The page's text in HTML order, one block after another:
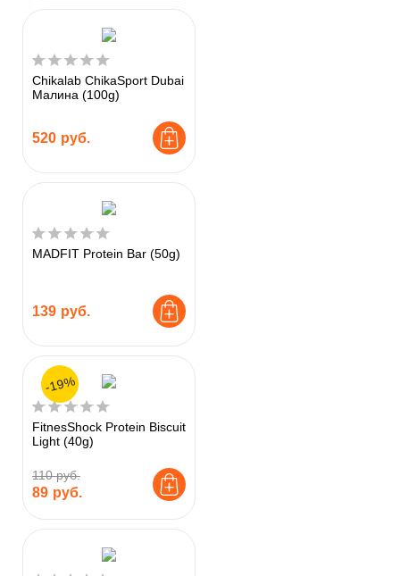
Chikalab ChikaSport Dubai
Малина (100g)
520 руб.
MADFIT Protein Bar (50g)
139 руб.
FitnesShock Protein Biscuit
Light (40g)
110 руб.
89 руб.
-19%